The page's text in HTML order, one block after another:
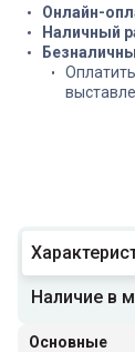
Онлайн-
Наличный
Наличие в
Основные